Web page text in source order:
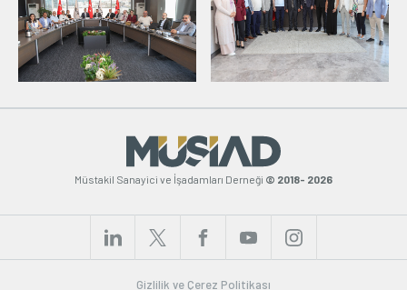
Müstakil Sanayici ve İşadamları Derneği © 2018- 2026
Gizlilik ve Çerez Politikası